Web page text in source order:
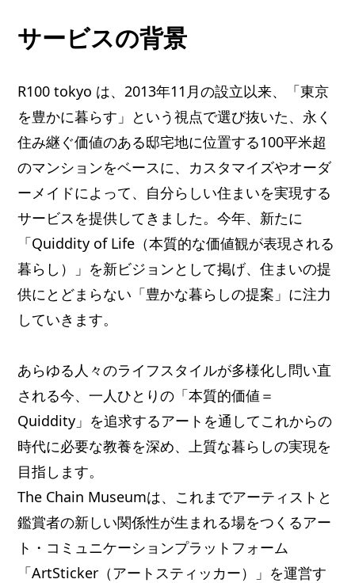
サービスの背景
R100 tokyo は、2013年11月の設立以来、「東京
を豊かに暮らす」という視点で選び抜いた、永く
住み継ぐ価値のある邸宅地に位置する100平米超
のマンションをベースに、カスタマイズやオーダ
ーメイドによって、自分らしい住まいを実現する
サービスを提供してきました。今年、新たに
「Quiddity of Life（本質的な価値観が表現される
暮らし）」を新ビジョンとして掲げ、住まいの提
供にとどまらない「豊かな暮らしの提案」に注力
していきます。
あらゆる人々のライフスタイルが多様化し問い直
される今、一人ひとりの「本質的価値＝
Quiddity」を追求するアートを通してこれからの
時代に必要な教養を深め、上質な暮らしの実現を
目指します。
The Chain Museumは、これまでアーティストと
鑑賞者の新しい関係性が生まれる場をつくるアー
ト・コミュニケーションプラットフォーム
「ArtSticker（アートスティッカー）」を運営す